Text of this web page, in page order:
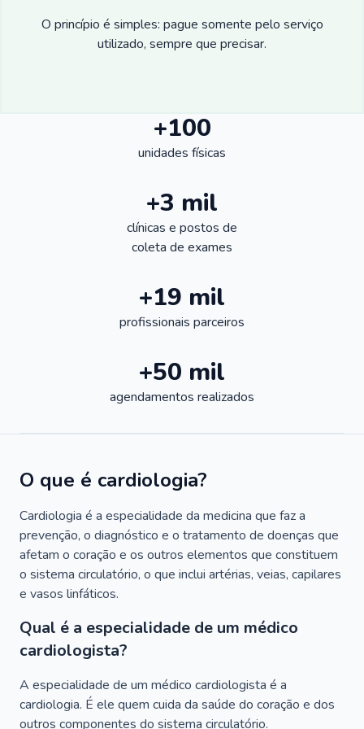
O princípio é simples: pague somente pelo serviço
utilizado, sempre que precisar.
+100
unidades físicas
+3 mil
clínicas e postos de
coleta de exames
+19 mil
profissionais parceiros
+50 mil
agendamentos realizados
O que é cardiologia?
Cardiologia é a especialidade da medicina que faz a
prevenção, o diagnóstico e o tratamento de doenças que
afetam o coração e os outros elementos que constituem
o sistema circulatório, o que inclui artérias, veias, capilares
e vasos linfáticos.
Qual é a especialidade de um médico
cardiologista?
A especialidade de um médico cardiologista é a
cardiologia. É ele quem cuida da saúde do coração e dos
outros componentes do sistema circulatório.